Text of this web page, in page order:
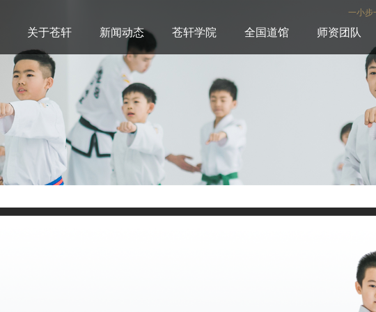
一小步
关于苍轩 新闻动态 苍轩学院 全国道馆 师资团队